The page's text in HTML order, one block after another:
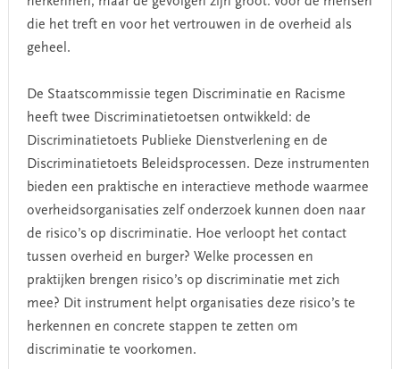
die het treft en voor het vertrouwen in de overheid als
geheel.
De Staatscommissie tegen Discriminatie en Racisme
heeft twee Discriminatietoetsen ontwikkeld: de
Discriminatietoets Publieke Dienstverlening en de
Discriminatietoets Beleidsprocessen. Deze instrumenten
bieden een praktische en interactieve methode waarmee
overheidsorganisaties zelf onderzoek kunnen doen naar
de risico’s op discriminatie. Hoe verloopt het contact
tussen overheid en burger? Welke processen en
praktijken brengen risico’s op discriminatie met zich
mee? Dit instrument helpt organisaties deze risico’s te
herkennen en concrete stappen te zetten om
discriminatie te voorkomen.